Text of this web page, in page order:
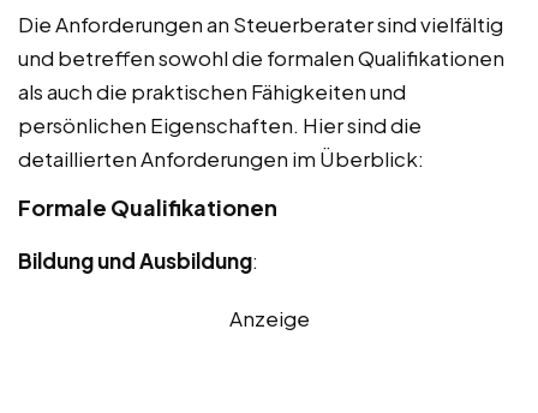
Die Anforderungen an Steuerberater sind vielfältig
und betreffen sowohl die formalen Qualifikationen
als auch die praktischen Fähigkeiten und
persönlichen Eigenschaften. Hier sind die
detaillierten Anforderungen im Überblick:
Formale Qualifikationen
Bildung und Ausbildung:
Anzeige